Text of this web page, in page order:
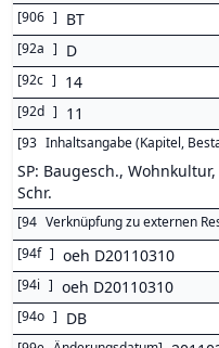
[906 ] BT
[92a ] D
[92c ] 14
[92d ] 11
[93 Inhaltsangabe (Kapitel,
SP: Baugesch.,
Schr.
[94 Verknüpfung zu externen
[94f ] oeh D20110310
[94i ] oeh D20110310
[94o ] DB